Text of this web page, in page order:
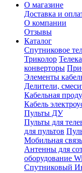
О магазине
Доставка и
О компании
Отзывы
Каталог
Спутниковое
Триколор
конверторы
Элементы
Делители,
Кабельная
Кабель
Пульты ДУ
Пульты для
для пультов
Мобильная
Антенны для
оборудование
Спутниковый